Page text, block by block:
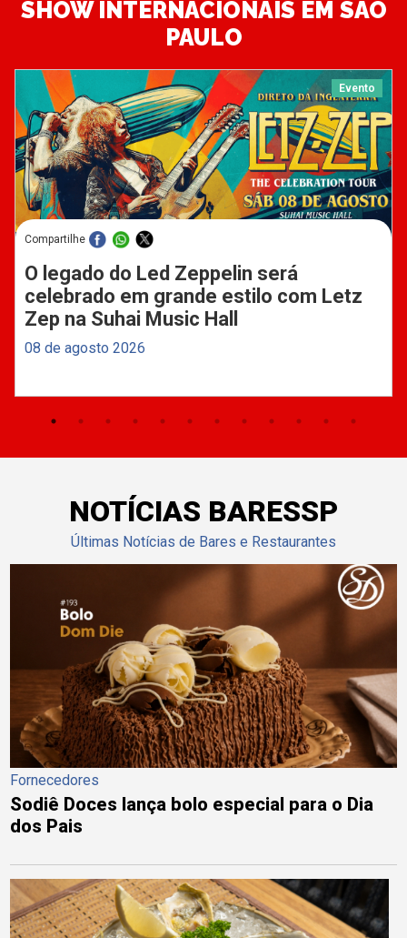
SHOW INTERNACIONAIS EM SÃO
PAULO
Evento
Compartilhe
O legado do Led Zeppelin será
celebrado em grande estilo com Letz
Zep na Suhai Music Hall
08 de agosto 2026
NOTÍCIAS BARESSP
Últimas Notícias de Bares e Restaurantes
Fornecedores
Sodiê Doces lança bolo especial para o Dia
dos Pais